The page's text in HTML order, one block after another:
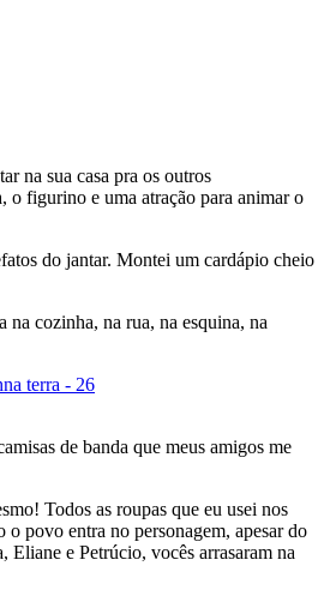
na sua casa pra os outros
o figurino e uma atração para animar o
do jantar. Montei um cardápio cheio
na cozinha, na rua, na esquina, na
de banda que meus amigos me
Todos as roupas que eu usei nos
povo entra no personagem, apesar do
e Petrúcio, vocês arrasaram na